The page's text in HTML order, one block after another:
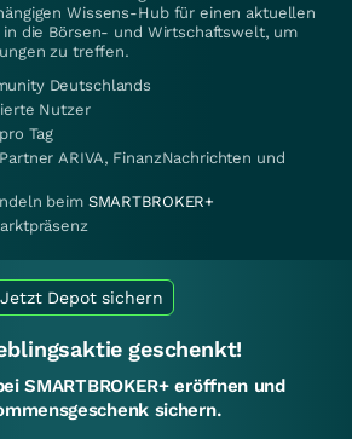
Wissens-Hub für einen aktuellen
in die Börsen- und Wirtschaftswelt, um
zu treffen.
Deutschlands
Nutzer
Tag
ARIVA, FinanzNachrichten und
beim SMARTBROKER+
Jetzt Depot sichern
geschenkt!
SMARTBROKER+ eröffnen und
sichern.